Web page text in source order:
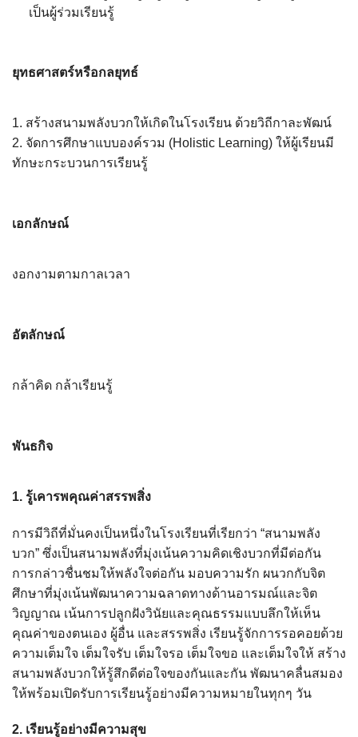
เป็นผู้ร่วมเรียนรู้
ยุทธศาสตร์หรือกลยุทธ์
1. สร้างสนามพลังบวกให้เกิดในโรงเรียน ด้วยวิถีกาละพัฒน์
2. จัดการศึกษาแบบองค์รวม (Holistic Learning) ให้ผู้เรียนมี
ทักษะกระบวนการเรียนรู้
เอกลักษณ์
งอกงามตามกาลเวลา
อัตลักษณ์
กล้าคิด กล้าเรียนรู้
พันธกิจ
1. รู้เคารพคุณค่าสรรพสิ่ง
การมีวิถีที่มั่นคงเป็นหนึ่งในโรงเรียนที่เรียกว่า “สนามพลัง
บวก” ซึ่งเป็นสนามพลังที่มุ่งเน้นความคิดเชิงบวกที่มีต่อกัน
การกล่าวชื่นชมให้พลังใจต่อกัน มอบความรัก ผนวกกับจิต
ศึกษาที่มุ่งเน้นพัฒนาความฉลาดทางด้านอารมณ์และจิต
วิญญาณ เน้นการปลูกฝังวินัยและคุณธรรมแบบลึกให้เห็น
คุณค่าของตนเอง ผู้อื่น และสรรพสิ่ง เรียนรู้จักการรอคอยด้วย
ความเต็มใจ เต็มใจรับ เต็มใจรอ เต็มใจขอ และเต็มใจให้ สร้าง
สนามพลังบวกให้รู้สึกดีต่อใจของกันและกัน พัฒนาคลื่นสมอง
ให้พร้อมเปิดรับการเรียนรู้อย่างมีความหมายในทุกๆ วัน
2. เรียนรู้อย่างมีความสุข